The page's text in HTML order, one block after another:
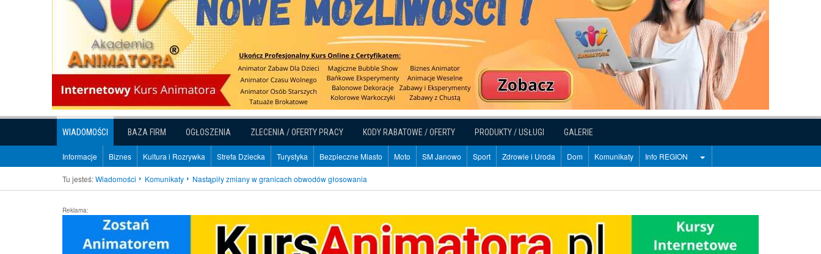
WIADOMOŚCI BAZA FIRM OGŁOSZENIA ZLECENIA / OFERTY PRACY KODY RABATOWE / OFERTY PRODUKTY / USŁUGI GALERIE
Informacje Biznes Kultura i Rozrywka Strefa Dziecka Turystyka Bezpieczne Miasto Moto SM Janowo Sport Zdrowie i Uroda Dom Komunikaty Info REGION
Tu jesteś:Wiadomości Komunikaty Nastąpiły zmiany w granicach obwodów głosowania
Reklama: